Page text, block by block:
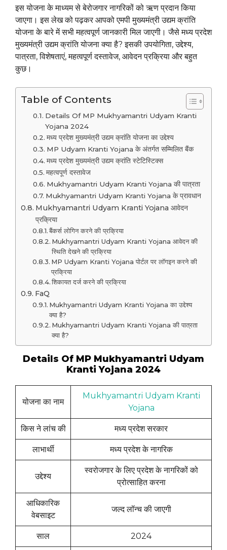
इस योजना के माध्यम से बेरोजगार नागरिकों को ऋण प्रदान किया
जाएगा। इस लेख को पढ़कर आपको एमपी मुख्यमंत्री उद्यम क्रांति
योजना के बारे में सभी महत्वपूर्ण जानकारी मिल जाएगी। जैसे मध्य प्रदेश
मुख्यमंत्री उद्यम क्रांति योजना क्या है? इसकी उपयोगिता, उद्देश्य,
पात्रता, विशेषताएं, महत्वपूर्ण दस्तावेज, आवेदन प्रक्रिया और बहुत
कुछ।
Table of Contents
Details Of MP Mukhyamantri Udyam Kranti
Yojana 2024
मध्य प्रदेश मुख्यमंत्री उद्यम क्रांति योजना का उद्देश्य
MP Udyam Kranti Yojana के अंतर्गत सम्मिलित बैंक
मध्य प्रदेश मुख्यमंत्री उद्यम क्रांति स्टेटिस्टिक्स
महत्वपूर्ण दस्तावेज
Mukhyamantri Udyam Kranti Yojana की पात्रता
Mukhyamantri Udyam Kranti Yojana के प्रावधान
Mukhyamantri Udyam Kranti Yojana आवेदन
प्रक्रिया
बैंकर्स लोगिन करने की प्रक्रिया
Mukhyamantri Udyam Kranti Yojana आवेदन की
स्थिति देखने की प्रक्रिया
MP Udyam Kranti Yojana पोर्टल पर लॉगइन करने की
प्रक्रिया
शिकायत दर्ज करने की प्रक्रिया
FaQ
Mukhyamantri Udyam Kranti Yojana का उद्देश्य
क्या है?
Mukhyamantri Udyam Kranti Yojana की पात्रता
क्या है?
Details Of MP Mukhyamantri Udyam
Kranti Yojana 2024
योजना का नाम
Mukhyamantri Udyam Kranti
Yojana
किस ने लांच की मध्य प्रदेश सरकार
लाभार्थी मध्य प्रदेश के नागरिक
उद्देश्य
स्वरोजगार के लिए प्रदेश के नागरिकों को
प्रोत्साहित करना
आधिकारिक
वेबसाइट
जल्द लॉन्च की जाएगी
साल 2024